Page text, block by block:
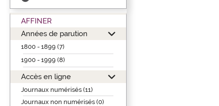
AFFINER
Années de parution
1800 - 1899 (7)
1900 - 1999 (8)
Accès en ligne
Journaux numérisés (11)
Journaux non numérisés (0)